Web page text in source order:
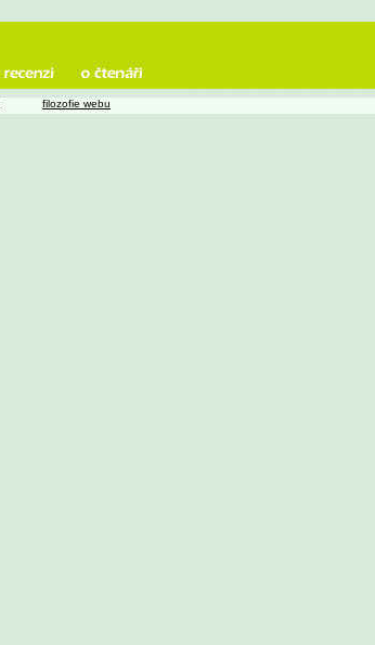
filozofie webu